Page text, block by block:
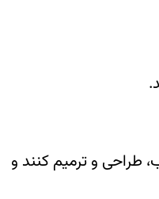
طراحی و ترمیم کنند و